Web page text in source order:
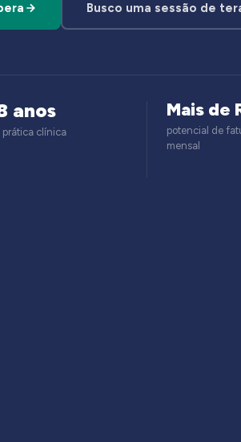
Busco uma sessão de
anos
prática clínica
Mais de
potencial de
mensal